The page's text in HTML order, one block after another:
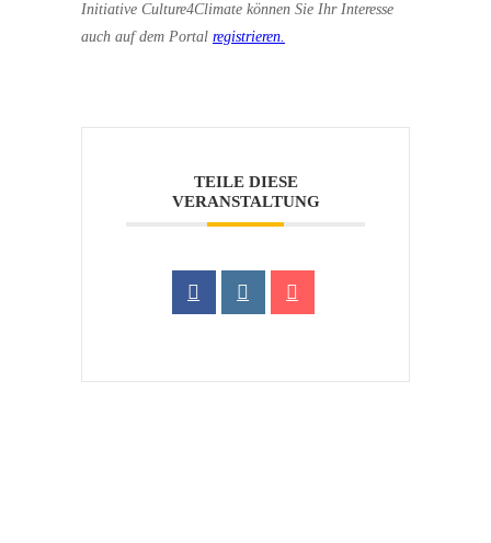
Initiative Culture4Climate können Sie Ihr Interesse
auch auf dem Portal registrieren.
TEILE DIESE
VERANSTALTUNG